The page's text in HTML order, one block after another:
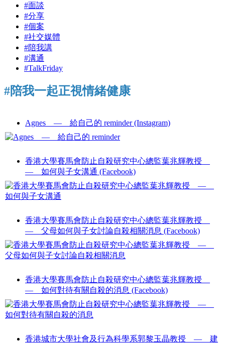
#面談
#分享
#個案
#社交媒體
#陪我講
#溝通
#TalkFriday
#陪我一起正視情緒健康
Agnes — 給自己的 reminder (Instagram)
香港大學賽馬會防止自殺研究中心總監葉兆輝教授
— 如何與子女溝通 (Facebook)
香港大學賽馬會防止自殺研究中心總監葉兆輝教授
— 父母如何與子女討論自殺相關消息 (Facebook)
香港大學賽馬會防止自殺研究中心總監葉兆輝教授
— 如何對待有關自殺的消息 (Facebook)
香港城市大學社會及行為科學系郭黎玉晶教授 — 建